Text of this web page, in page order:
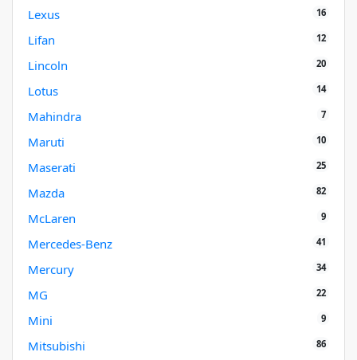
Lexus 16
Lifan 12
Lincoln 20
Lotus 14
Mahindra 7
Maruti 10
Maserati 25
Mazda 82
McLaren 9
Mercedes-Benz 41
Mercury 34
MG 22
Mini 9
Mitsubishi 86